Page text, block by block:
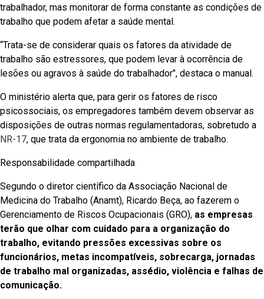
trabalhador, mas monitorar de forma constante as condições de
trabalho que podem afetar a saúde mental.
“Trata-se de considerar quais os fatores da atividade de
trabalho são estressores, que podem levar à ocorrência de
lesões ou agravos à saúde do trabalhador", destaca o manual.
O ministério alerta que, para gerir os fatores de risco
psicossociais, os empregadores também devem observar as
disposições de outras normas regulamentadoras, sobretudo a
NR-17, que trata da ergonomia no ambiente de trabalho.
Responsabilidade compartilhada
Segundo o diretor científico da Associação Nacional de
Medicina do Trabalho (Anamt), Ricardo Beça, ao fazerem o
Gerenciamento de Riscos Ocupacionais (GRO), as empresas
terão que olhar com cuidado para a organização do
trabalho, evitando pressões excessivas sobre os
funcionários, metas incompatíveis, sobrecarga, jornadas
de trabalho mal organizadas, assédio, violência e falhas de
comunicação.